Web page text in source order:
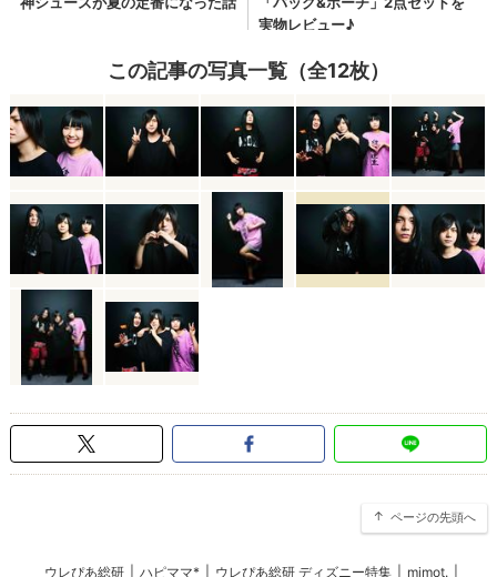
この記事の写真一覧（全12枚）
ページの先頭へ
ウレぴあ総研 ハピママ* ウレぴあ総研 ディズニー特集 mimot.